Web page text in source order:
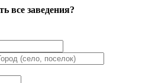
все заведения?